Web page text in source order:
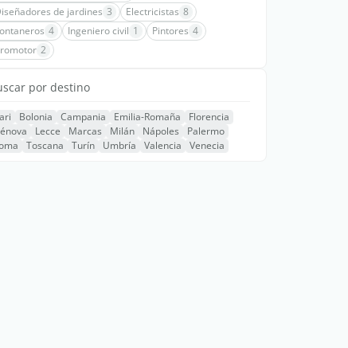
de jardines 3 Electricistas 8
4 Ingeniero civil 1 Pintores 4
2
por destino
Bolonia Campania Emilia-Romaña
Florencia
Lecce Marcas Milán Nápoles
Palermo
Toscana Turín Umbría Valencia Venecia